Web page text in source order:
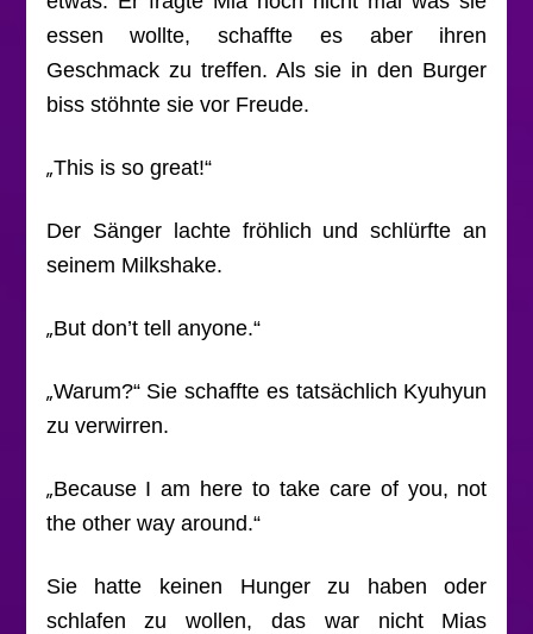
essen wollte, schaffte es aber ihren
Geschmack zu treffen. Als sie in den Burger
biss stöhnte sie vor Freude.
„This is so great!“
Der Sänger lachte fröhlich und schlürfte an
seinem Milkshake.
„But don’t tell anyone.“
„Warum?“ Sie schaffte es tatsächlich Kyuhyun
zu verwirren.
„Because I am here to take care of you, not
the other way around.“
Sie hatte keinen Hunger zu haben oder
schlafen zu wollen, das war nicht Mias